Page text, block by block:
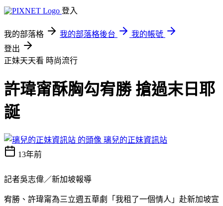
登入
我的部落格 我的部落格後台
我的帳號
登出
正妹天天看 時尚流行
許瑋甯酥胸勾宥勝 搶過末日耶
誕
璃兒的正妹資訊站
13年前
記者吳志偉／新加坡報導
宥勝、許瑋甯為三立週五華劇「我租了一個情人」赴新加坡宣